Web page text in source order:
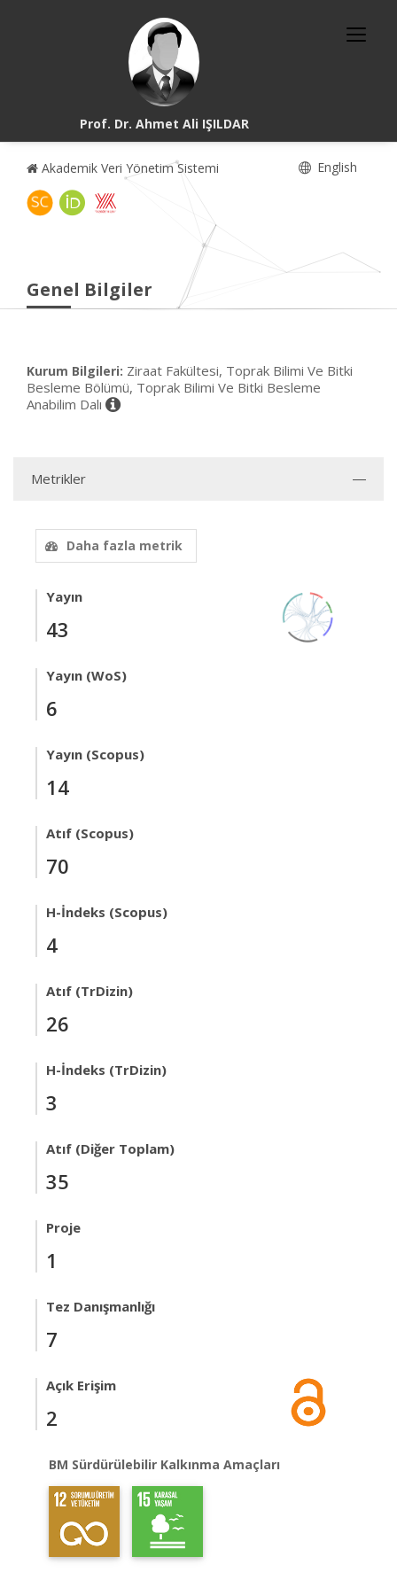
Prof. Dr. Ahmet Ali IŞILDAR
Akademik Veri Yönetim Sistemi English
Genel Bilgiler
Kurum Bilgileri: Ziraat Fakültesi, Toprak Bilimi Ve Bitki
Besleme Bölümü, Toprak Bilimi Ve Bitki Besleme
Anabilim Dalı
Metrikler
Daha fazla metrik
Yayın
43
Yayın (WoS)
6
Yayın (Scopus)
14
Atıf (Scopus)
70
H-İndeks (Scopus)
4
Atıf (TrDizin)
26
H-İndeks (TrDizin)
3
Atıf (Diğer Toplam)
35
Proje
1
Tez Danışmanlığı
7
Açık Erişim
2
BM Sürdürülebilir Kalkınma Amaçları